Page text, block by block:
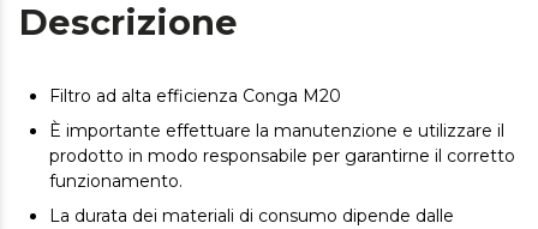
Descrizione
Filtro ad alta efficienza Conga M20
È importante effettuare la manutenzione e utilizzare il
prodotto in modo responsabile per garantirne il corretto
funzionamento.
La durata dei materiali di consumo dipende dalle